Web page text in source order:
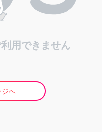
用できません